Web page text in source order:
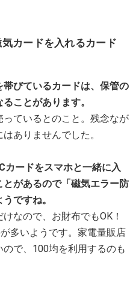
カードを入れるカード
びているカードは、保管の
ことがあります。
ているとのこと。残念なが
ありませんでした。
カードをスマホと一緒に入
があるので「磁気エラー防
ですね。
なので、お財布でもOK！
多いようです。家電量販店
で、100均を利用するのも